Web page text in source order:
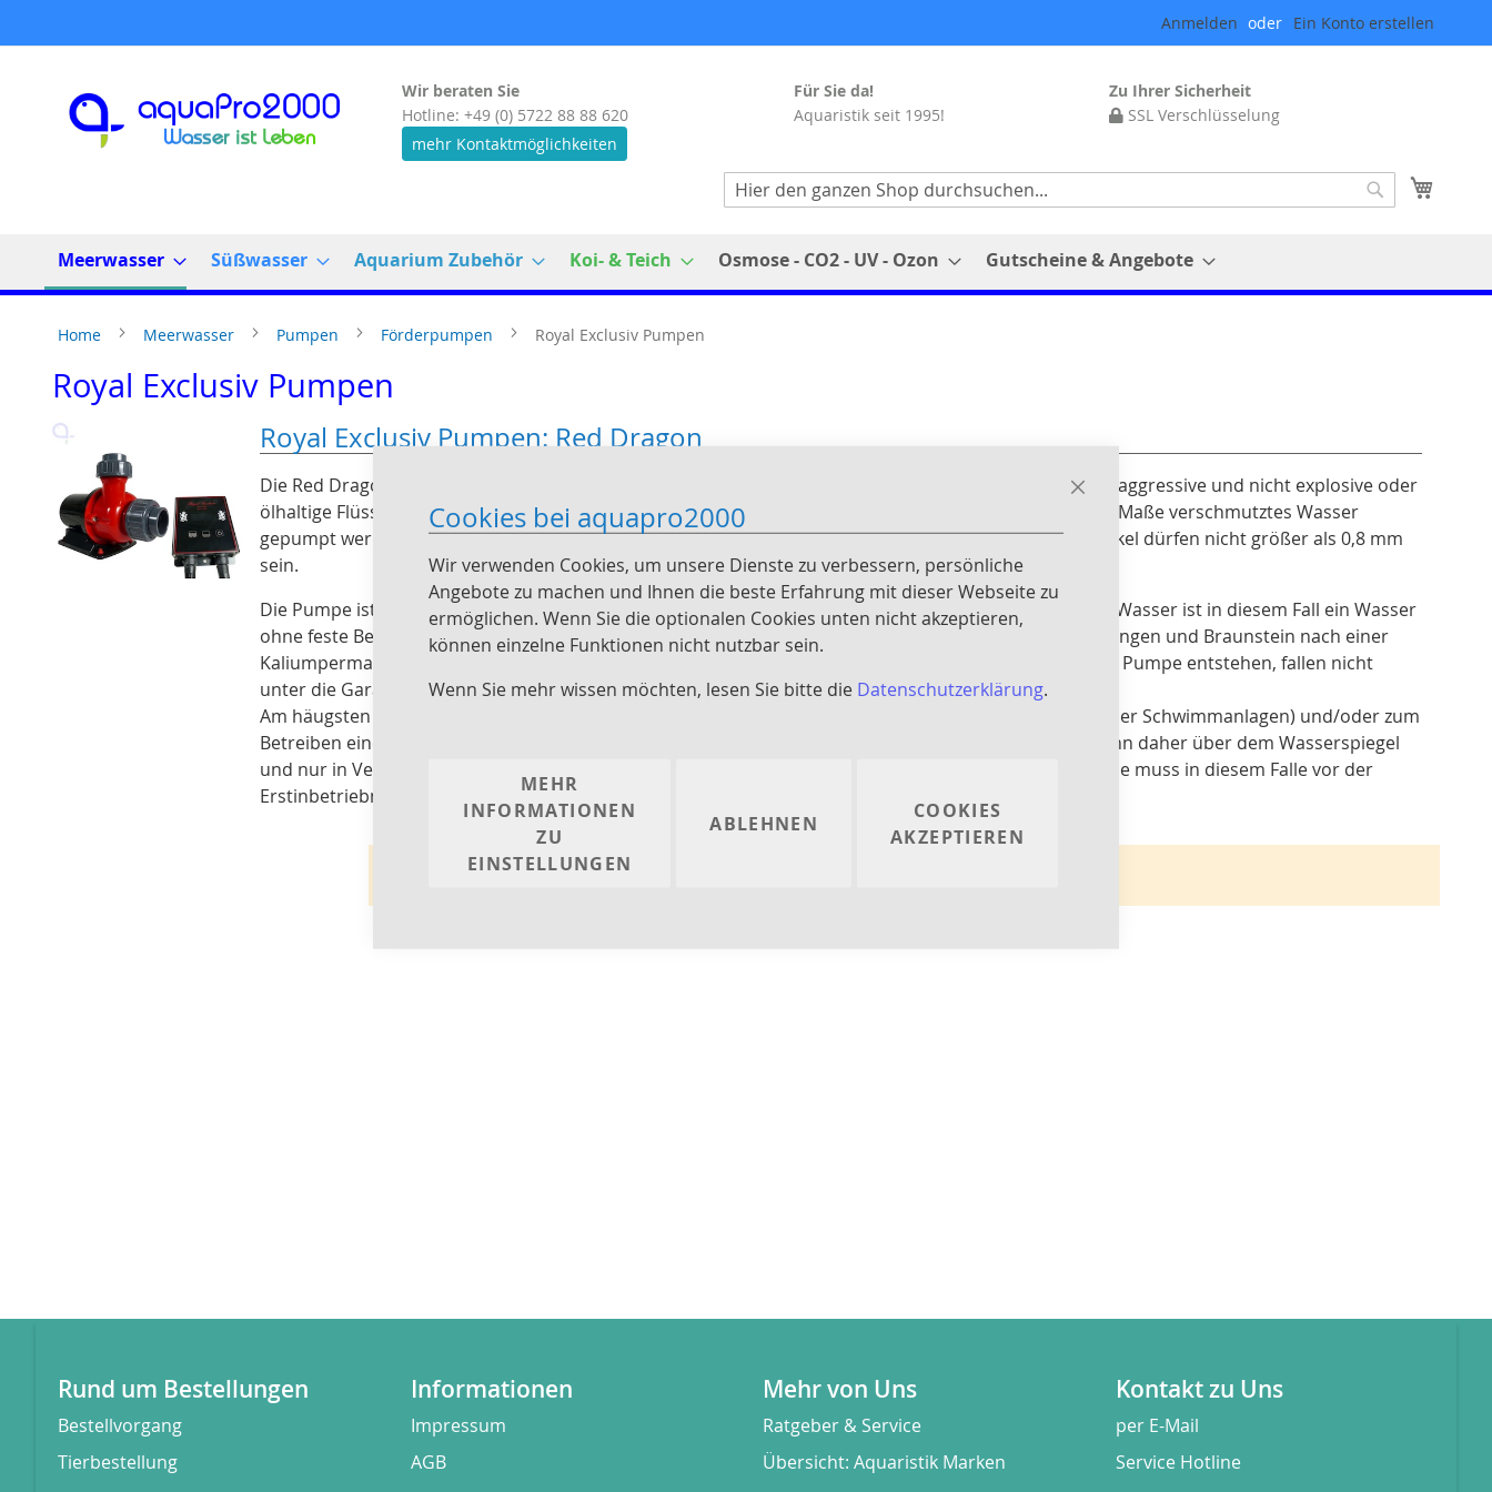
Close
Cookie
Cookies bei aquapro2000
Wir verwenden Cookies, um unsere Dienste zu verbessern, persönliche
Angebote zu machen und Ihnen die beste Erfahrung mit dieser Webseite zu
ermöglichen. Wenn Sie die optionalen Cookies unten nicht akzeptieren,
können einzelne Funktionen nicht nutzbar sein.
Wenn Sie mehr wissen möchten, lesen Sie bitte die Datenschutzerklärung.
COOKIES
AKZEPTIEREN
MEHR
INFORMATIONEN
ZU
EINSTELLUNGEN
ABLEHNEN
zum
Anmelden Ein Konto erstellen
Wir beraten Sie
Hotline: +49 (0) 5722 88 88 620
mehr Kontaktmöglichkeiten
Für Sie da!
Aquaristik seit 1995!
Zu Ihrer Sicherheit
SSL Verschlüsselung
Suche
Meerwasser
Süßwasser Aquarium Zubehör Koi- & Teich Osmose - CO2 - UV - Ozon Gutscheine & Angebote
Home Meerwasser Pumpen Förderpumpen Royal Exclusiv Pumpen
Royal Exclusiv Pumpen
Royal Exclusiv Pumpen: Red Dragon
Die Red Dragon Pumpe ist geeignet, um Süß-, Brack- und Meerwasser, oder andere dünnfüssige, nicht aggressive und nicht explosive oder
ölhaltige Flüssigkei- ten zu fördern. Mit dieser Pumpe kann sowohl sauberes als auch in beschränktem Maße verschmutztes Wasser
gepumpt werden. Die Pumpe ist nicht geeignet für Wasser mit Grobschmutzpartikel. Die Schmutzpartikel dürfen nicht größer als 0,8 mm
sein.
Die Pumpe ist grundsätzlich einzusetzen für die Anwendung mit “sauberem Wasser”. Unter sauberem Wasser ist in diesem Fall ein Wasser
ohne feste Bestandteile zu verstehen, welche die Lager beschädigen können, wie z.B. Sand, Kalkausfällungen und Braunstein nach einer
Kaliumpermanganat-Behandlung im Teich. Schäden, die durch solche Bestandteile des Wassers an der Pumpe entstehen, fallen nicht
unter die Garantie oder Service.
Am häugsten werden Red Dragon Pumpen im Zusammenhang mit Filtersystemen (Aquarien, Teiche oder Schwimmanlagen) und/oder zum
Betreiben eines Bachlaufes oder Wasserfalles eingesetzt. Die Pumpe ist nicht selbstansaugend und kann daher über dem Wasserspiegel
und nur in Verbindung mit einem Rückschlagventil auf der Ansaugleitung eingesetzt werden. Die Pumpe muss in diesem Falle vor der
Erstinbetriebnahme mit Wasser gefüllt werden.
Wir können keine Produkte entsprechend dieser Auswahl finden
Rund um Bestellungen
Bestellvorgang
Tierbestellung
Informationen
Impressum
AGB
Mehr von Uns
Ratgeber & Service
Übersicht: Aquaristik Marken
Kontakt zu Uns
per E-Mail
Service Hotline